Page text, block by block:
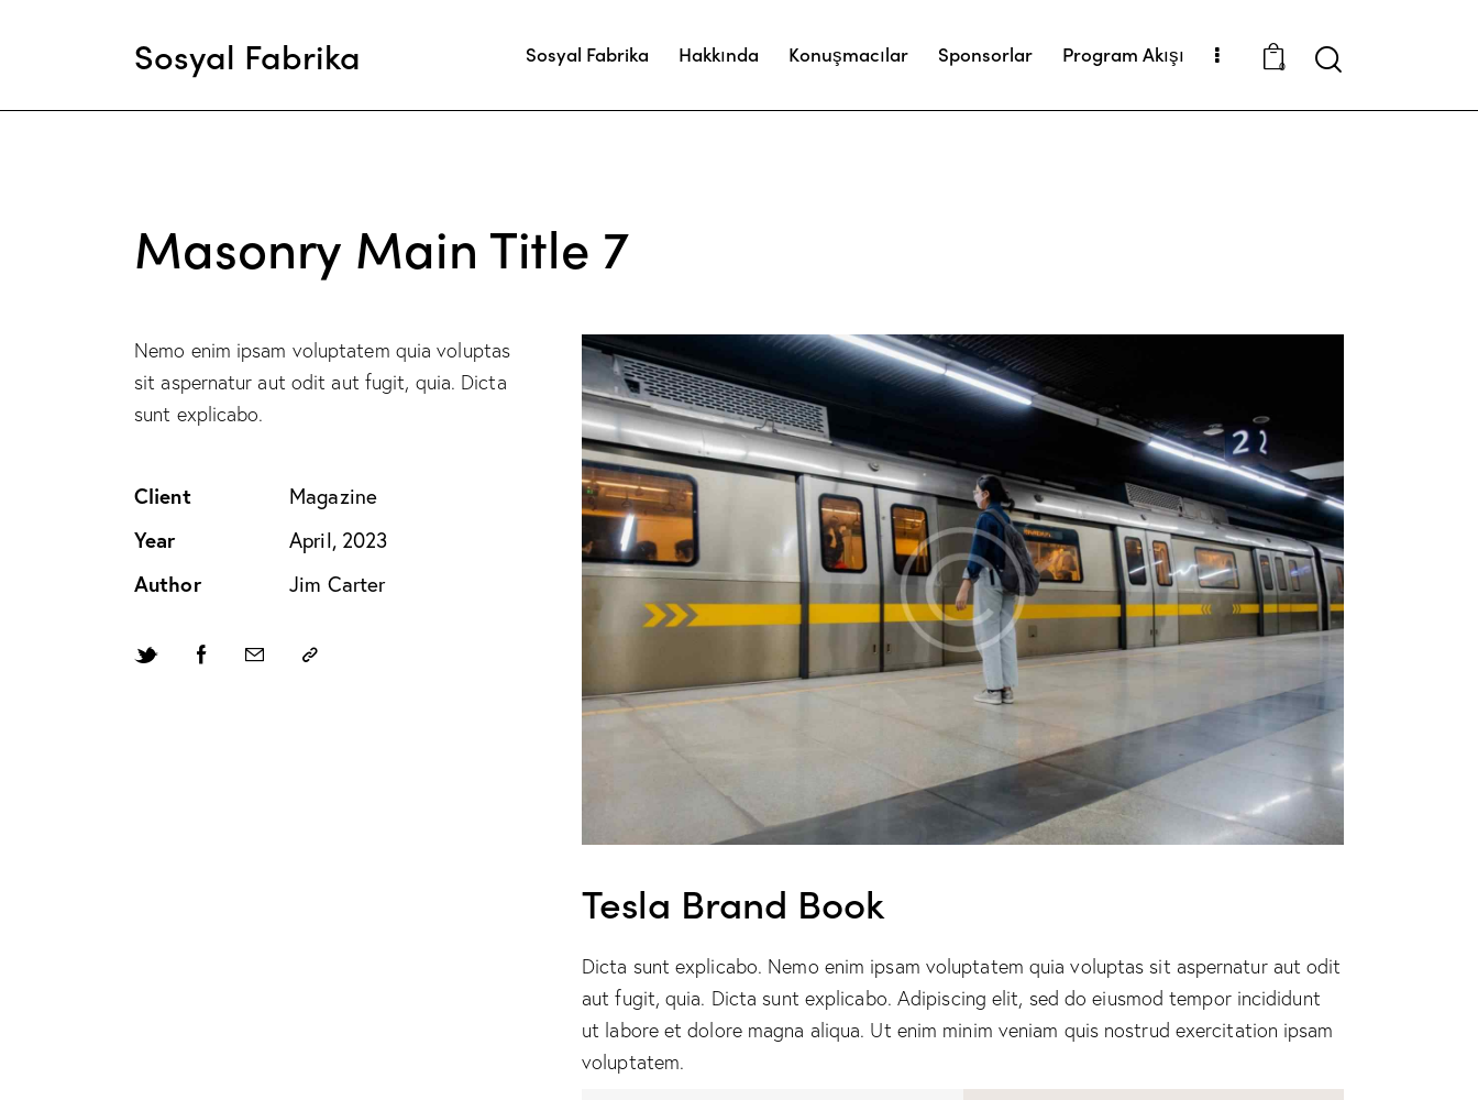
Sosyal Fabrika Sosyal Fabrika Hakkında Konuşmacılar Sponsorlar Program Akışı 0 Search
Masonry Main Title 7
Nemo enim ipsam voluptatem quia voluptas
sit aspernatur aut odit aut fugit, quia. Dicta
sunt explicabo.
Client
Magazine
Year
April, 2023
Author
Jim Carter
Twitter-FacebookShare-
Copy
Tesla Brand Book
Dicta sunt explicabo. Nemo enim ipsam voluptatem quia voluptas sit aspernatur aut odit
aut fugit, quia. Dicta sunt explicabo. Adipiscing elit, sed do eiusmod tempor incididunt
ut labore et dolore magna aliqua. Ut enim minim veniam quis nostrud exercitation ipsam
voluptatem.